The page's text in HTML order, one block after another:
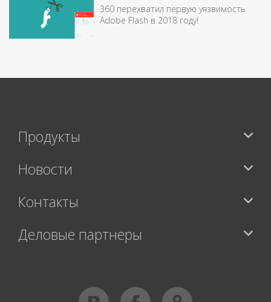
360 перехватил первую уязвимость
Adobe Flash в 2018 году!
Продукты
Новости
Контакты
Деловые партнеры